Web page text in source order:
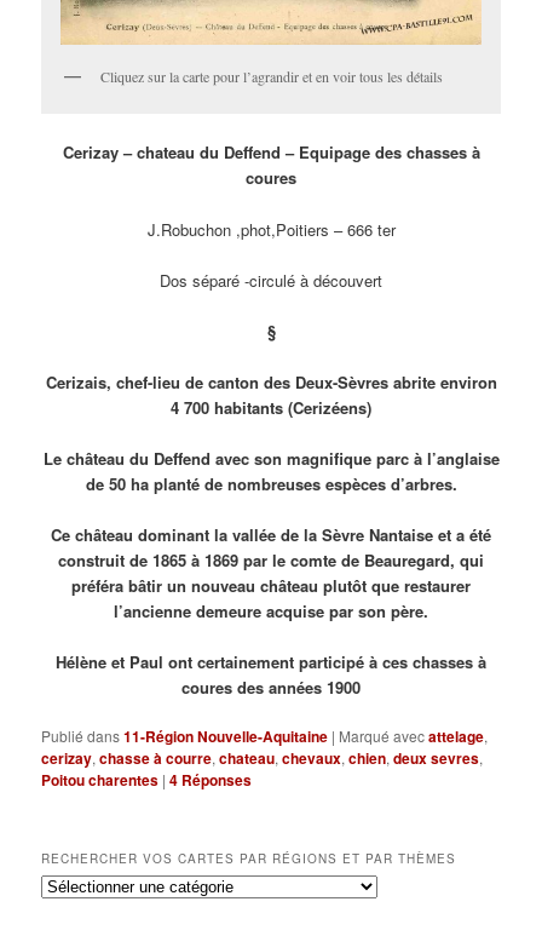
Cliquez sur la carte pour l’agrandir et en voir tous les détails
Cerizay – chateau du Deffend – Equipage des chasses à
coures
J.Robuchon ,phot,Poitiers – 666 ter
Dos séparé -circulé à découvert
§
Cerizais, chef-lieu de canton des Deux-Sèvres abrite environ
4 700 habitants (Cerizéens)
Le château du Deffend avec son magnifique parc à l’anglaise
de 50 ha planté de nombreuses espèces d’arbres.
Ce château dominant la vallée de la Sèvre Nantaise et a été
construit de 1865 à 1869 par le comte de Beauregard, qui
préféra bâtir un nouveau château plutôt que restaurer
l’ancienne demeure acquise par son père.
Hélène et Paul ont certainement participé à ces chasses à
coures des années 1900
Publié dans11-Région Nouvelle-Aquitaine | Marqué avecattelage,
cerizay,chasse à courre,chateau,chevaux,chien,deux sevres,
Poitou charentes |4 Réponses
RECHERCHER VOS CARTES PAR RÉGIONS ET PAR THÈMES
Rechercher